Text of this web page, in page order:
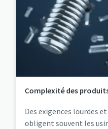
Complexité des
Des exigences lourdes
obligent souvent les